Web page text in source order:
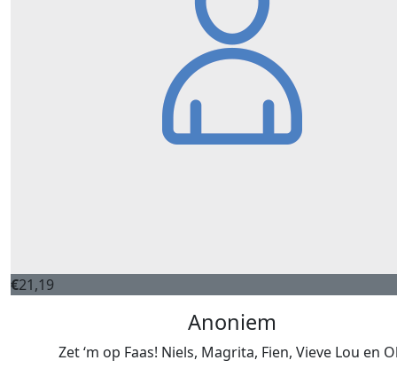
€21,19
Anoniem
Zet ‘m op Faas! Niels, Magrita, Fien, Vieve Lou en